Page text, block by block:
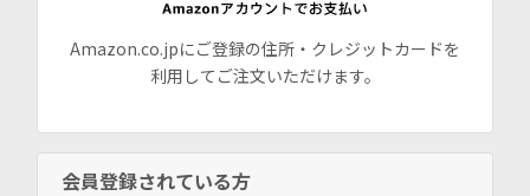
Amazon.co.jpにご登録の住所・クレジットカードを
利用してご注文いただけます。
会員登録されている方